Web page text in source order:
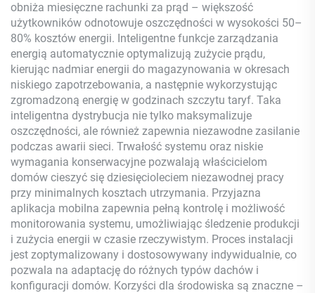
obniża miesięczne rachunki za prąd – większość
użytkowników odnotowuje oszczędności w wysokości 50–
80% kosztów energii. Inteligentne funkcje zarządzania
energią automatycznie optymalizują zużycie prądu,
kierując nadmiar energii do magazynowania w okresach
niskiego zapotrzebowania, a następnie wykorzystując
zgromadzoną energię w godzinach szczytu taryf. Taka
inteligentna dystrybucja nie tylko maksymalizuje
oszczędności, ale również zapewnia niezawodne zasilanie
podczas awarii sieci. Trwałość systemu oraz niskie
wymagania konserwacyjne pozwalają właścicielom
domów cieszyć się dziesięcioleciem niezawodnej pracy
przy minimalnych kosztach utrzymania. Przyjazna
aplikacja mobilna zapewnia pełną kontrolę i możliwość
monitorowania systemu, umożliwiając śledzenie produkcji
i zużycia energii w czasie rzeczywistym. Proces instalacji
jest zoptymalizowany i dostosowywany indywidualnie, co
pozwala na adaptację do różnych typów dachów i
konfiguracji domów. Korzyści dla środowiska są znaczne –